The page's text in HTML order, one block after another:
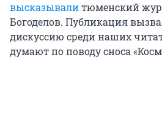
высказывалитюменский
Богоделов. Публикация
дискуссию среди наших
думают по поводу сноса